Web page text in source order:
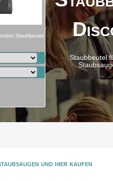
Staubbeutel
Staubbeutel
und hier kaufen